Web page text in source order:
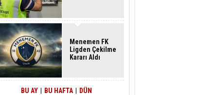
Menemen FK
Ligden Çekilme
Kararı Aldı
BU AY BU HAFTA DÜN